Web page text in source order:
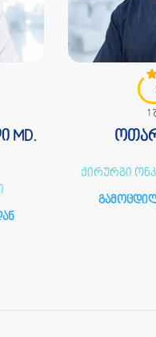
MD.
1
ოთარ
ქირურგი